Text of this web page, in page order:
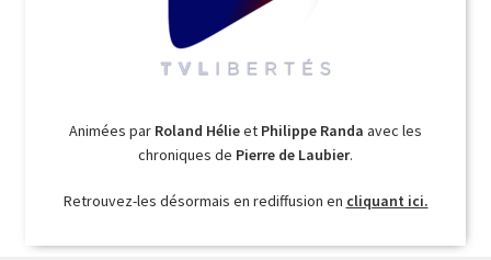
Animées par Roland Hélieet Philippe Randa avec les
chroniques de Pierre de Laubier.
Retrouvez-les désormais en rediffusion en cliquant ici.